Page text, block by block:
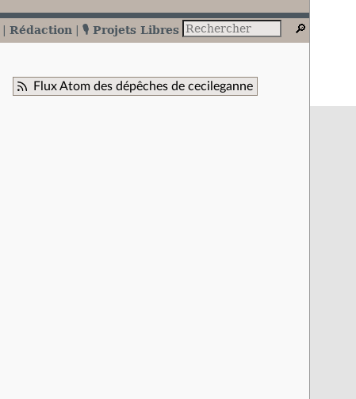
Rédaction 🎙️ Projets Libres
Flux Atom des dépêches de cecileganne